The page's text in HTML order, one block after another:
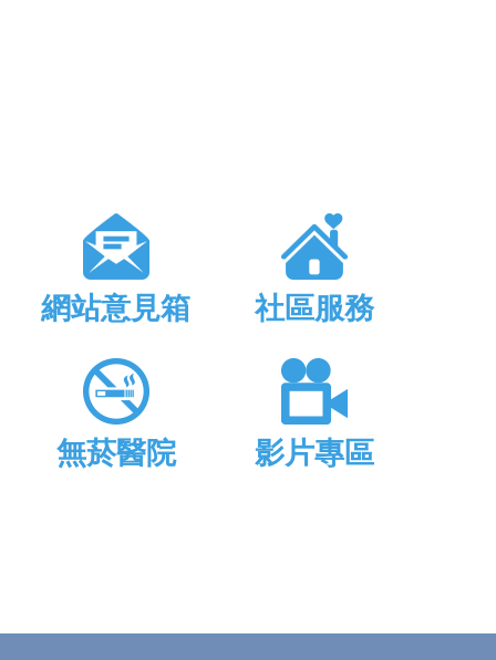
網站意見箱 社區服務
無菸醫院 影片專區